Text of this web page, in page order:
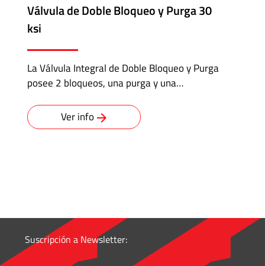
Válvula de Doble Bloqueo y Purga 30
ksi
La Válvula Integral de Doble Bloqueo y Purga
posee 2 bloqueos, una purga y una…
Ver info
Suscripción a Newsletter: